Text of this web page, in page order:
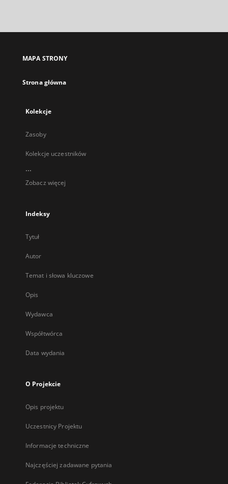
się
karcie
MAPA STRONY
Strona główna
Kolekcje
Zasoby
Kolekcje uczestników
...
Zobacz więcej
Indeksy
Tytuł
Autor
Temat i słowa kluczowe
Opis
Wydawca
Współtwórca
Data wydania
O Projekcie
Opis projektu
Uczestnicy Projektu
Informacje techniczne
Najczęściej zadawane pytania